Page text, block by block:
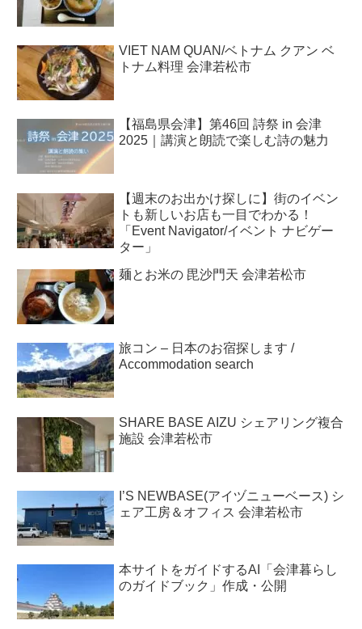
VIET NAM QUAN/ベトナム クアン ベ
トナム料理 会津若松市
【福島県会津】第46回 詩祭 in 会津
2025｜講演と朗読で楽しむ詩の魅力
【週末のお出かけ探しに】街のイベン
トも新しいお店も一目でわかる！
「Event Navigator/イベント ナビゲー
ター」
麺とお米の 毘沙門天 会津若松市
旅コン – 日本のお宿探します /
Accommodation search
SHARE BASE AIZU シェアリング複合
施設 会津若松市
I’S NEWBASE(アイヅニューベース) シ
ェア工房＆オフィス 会津若松市
本サイトをガイドするAI「会津暮らし
のガイドブック」作成・公開